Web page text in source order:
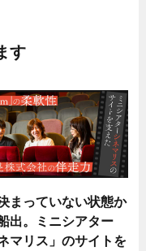
す
まっていない状態か
出。ミニシアター
ネマリス」のサイトを